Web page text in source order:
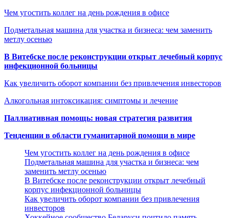
Чем угостить коллег на день рождения в офисе
Подметальная машина для участка и бизнеса: чем заменить
метлу осенью
В Витебске после реконструкции открыт лечебный корпус
инфекционной больницы
Как увеличить оборот компании без привлечения инвесторов
Алкогольная интоксикация: симптомы и лечение
Паллиативная помощь: новая стратегия развития
Тенденции в области гуманитарной помощи в мире
Чем угостить коллег на день рождения в офисе
Подметальная машина для участка и бизнеса: чем
заменить метлу осенью
В Витебске после реконструкции открыт лечебный
корпус инфекционной больницы
Как увеличить оборот компании без привлечения
инвесторов